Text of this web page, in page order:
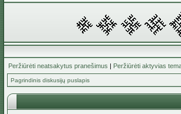
Peržiūrėti neatsakytus pranešimus | Peržiūrėti aktyvias
Pagrindinis diskusijų puslapis